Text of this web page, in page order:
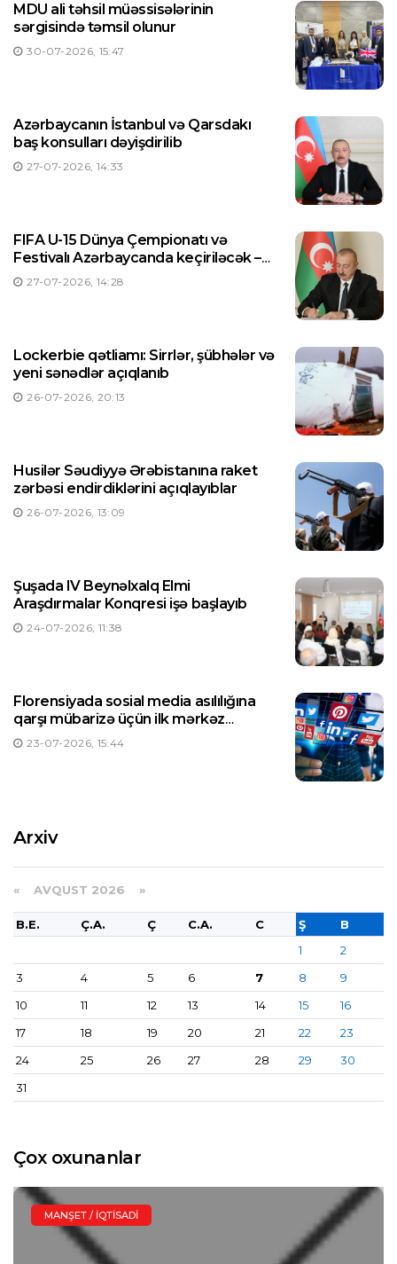
MDU ali təhsil müəssisələrinin
sərgisində təmsil olunur
30-07-2026, 15:47
Azərbaycanın İstanbul və Qarsdakı
baş konsulları dəyişdirilib
27-07-2026, 14:33
FIFA U-15 Dünya Çempionatı və
Festivalı Azərbaycanda keçiriləcək –
Prezident Sərəncam imzaladı
27-07-2026, 14:28
Lockerbie qətliamı: Sirrlər, şübhələr və
yeni sənədlər açıqlanıb
26-07-2026, 20:13
Husilər Səudiyyə Ərəbistanına raket
zərbəsi endirdiklərini açıqlayıblar
26-07-2026, 13:09
Şuşada IV Beynəlxalq Elmi
Araşdırmalar Konqresi işə başlayıb
24-07-2026, 11:38
Florensiyada sosial media asılılığına
qarşı mübarizə üçün ilk mərkəz
yaradılıb
23-07-2026, 15:44
Arxiv
« AVQUST 2026 »
B.E. Ç.A. Ç C.A. C Ş
B
1
2
3
4 5 6 7 8
9
10
11 12 13 14 15
16
17
18 19 20 21 22
23
24
25 26 27 28 29
30
31
Çox oxunanlar
MANŞET / İQTISADI